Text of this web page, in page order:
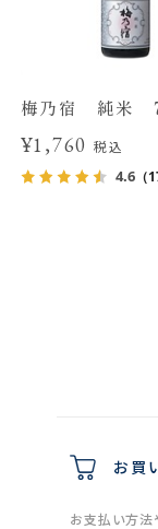
梅乃宿 純米
¥1,760税込
4.6（
お買
お支払い方